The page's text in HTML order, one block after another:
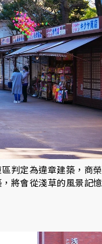
判定為違章建築，商榮
將會從淺草的風景記憶